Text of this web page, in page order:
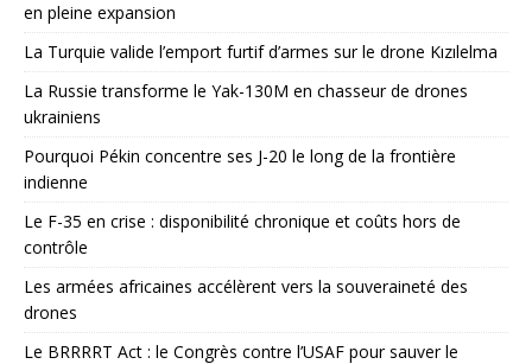
en pleine expansion
La Turquie valide l’emport furtif d’armes sur le drone Kızılelma
La Russie transforme le Yak-130M en chasseur de drones
ukrainiens
Pourquoi Pékin concentre ses J-20 le long de la frontière
indienne
Le F-35 en crise : disponibilité chronique et coûts hors de
contrôle
Les armées africaines accélèrent vers la souveraineté des
drones
Le BRRRRT Act : le Congrès contre l’USAF pour sauver le